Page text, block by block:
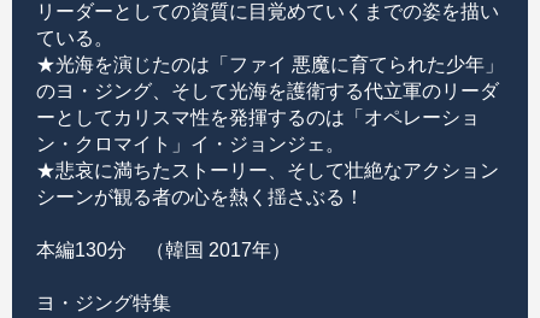
リーダーとしての資質に目覚めていくまでの姿を描い
ている。
★光海を演じたのは「ファイ 悪魔に育てられた少年」
のヨ・ジング、そして光海を護衛する代立軍のリーダ
ーとしてカリスマ性を発揮するのは「オペレーショ
ン・クロマイト」イ・ジョンジェ。
★悲哀に満ちたストーリー、そして壮絶なアクション
シーンが観る者の心を熱く揺さぶる！
本編130分 （韓国 2017年）
ヨ・ジング特集